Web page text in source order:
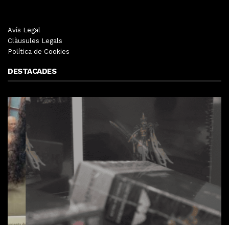
Avís Legal
Clàusules Legals
Política de Cookies
DESTACADES